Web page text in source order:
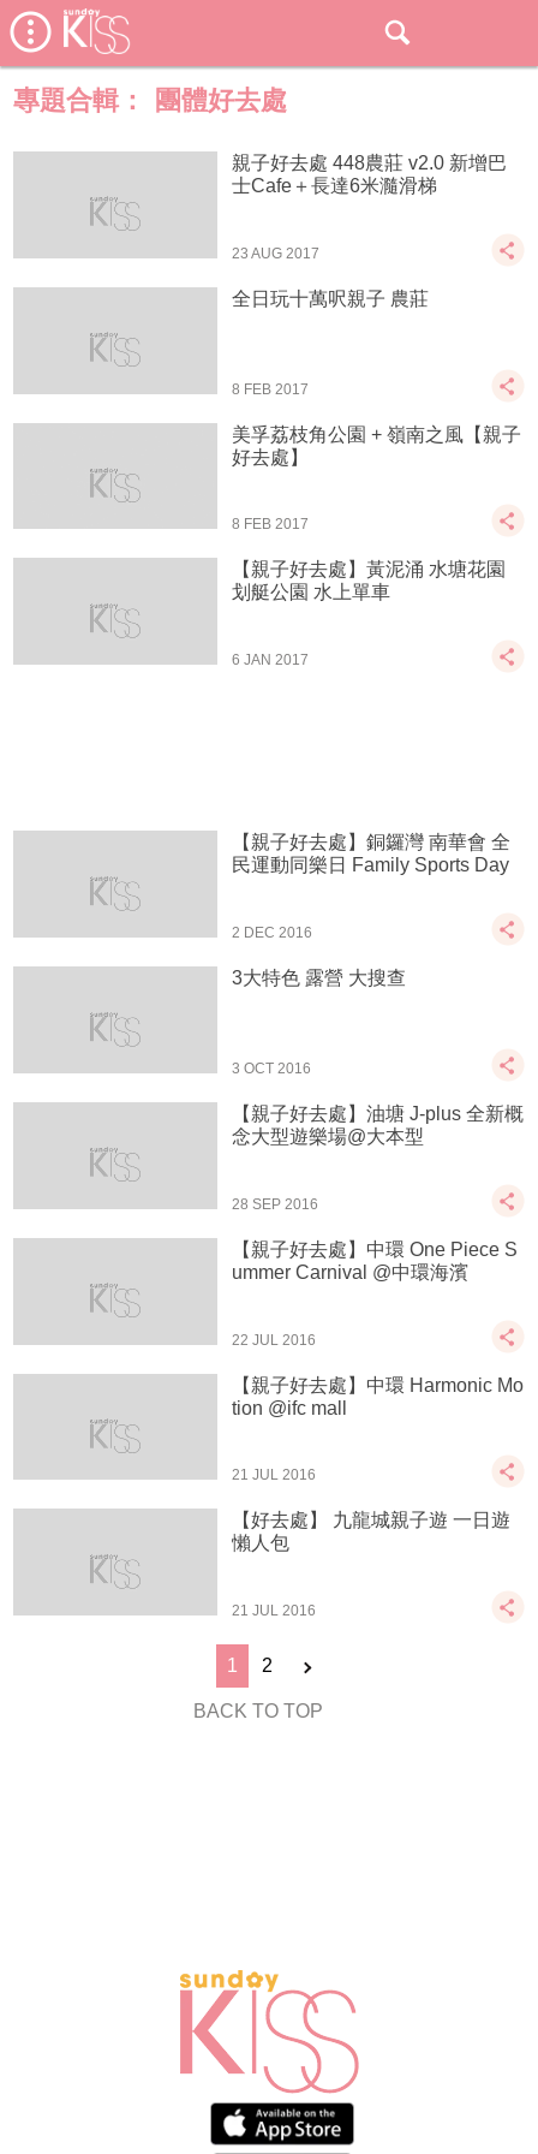
專題合輯： 團體好去處
親子好去處 448農莊 v2.0 新增巴
士Cafe＋長達6米瀡滑梯
23 AUG 2017
全日玩十萬呎親子 農莊
8 FEB 2017
美孚荔枝角公園 + 嶺南之風【親子
好去處】
8 FEB 2017
【親子好去處】黃泥涌 水塘花園
划艇公園 水上單車
6 JAN 2017
【親子好去處】銅鑼灣 南華會 全
民運動同樂日 Family Sports Day
2 DEC 2016
3大特色 露營 大搜查
3 OCT 2016
【親子好去處】油塘 J-plus 全新概
念大型遊樂場@大本型
28 SEP 2016
【親子好去處】中環 One Piece S
ummer Carnival @中環海濱
22 JUL 2016
【親子好去處】中環 Harmonic Mo
tion @ifc mall
21 JUL 2016
【好去處】 九龍城親子遊 一日遊
懶人包
21 JUL 2016
1 2
BACK TO TOP